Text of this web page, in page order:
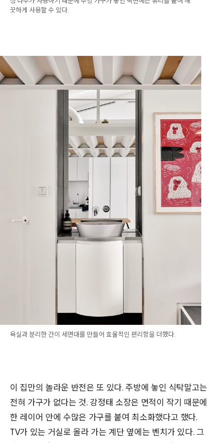
끗하게 사용할 수 있다.
욕실과 분리한 간이 세면대를 만들어 효율적인 편리함을 더했다.
이 집만의 놀라운 반전은 또 있다. 주방에 놓인 식탁말고는
전혀 가구가 없다는 것. 강정태 소장은 면적이 작기 때문에
한 레이어 안에 수많은 가구를 붙여 최소화했다고 했다.
TV가 있는 거실로 올라 가는 계단 옆에는 벤치가 있다. 그